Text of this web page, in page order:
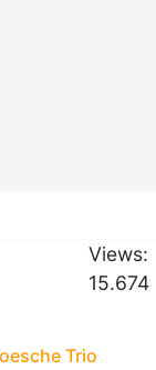
Views:
15.674
Trio